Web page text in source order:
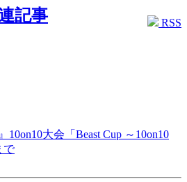
RSS
記事
大会「Beast Cup ～10on10
で